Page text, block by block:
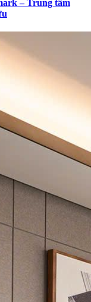
– Trung tâm